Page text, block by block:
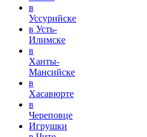
в
Уссурийске
в Усть-
Илимске
в
Ханты-
Мансийске
в
Хасавюрте
в
Череповце
Игрушки